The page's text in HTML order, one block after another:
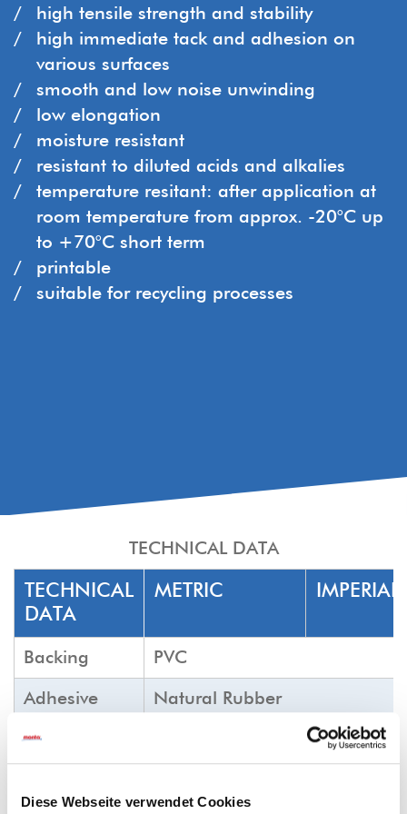
Diese Webseite verwendet Cookies
high tensile strength and stability
high immediate tack and adhesion on
various surfaces
smooth and low noise unwinding
low elongation
moisture resistant
resistant to diluted acids and alkalies
temperature resitant: after application at
room temperature from approx. -20°C up
to +70°C short term
printable
suitable for recycling processes
TECHNICAL DATA
TECHNICAL
DATA
METRIC IMPERIAL
Backing PVC
Adhesive Natural Rubber
Color
N/cm